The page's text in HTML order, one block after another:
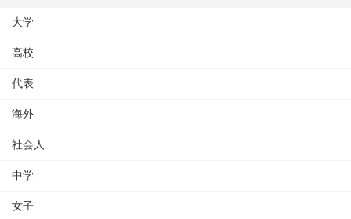
大学
高校
代表
海外
社会人
中学
女子